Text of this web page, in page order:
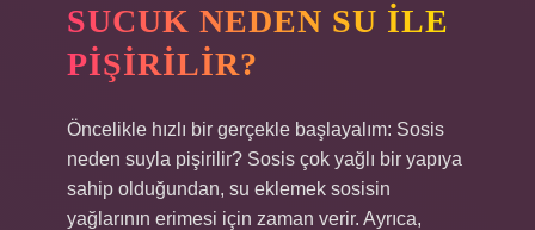
SUCUK NEDEN SU ILE
PIŞIRILIR?
Öncelikle hızlı bir gerçekle başlayalım: Sosis
neden suyla pişirilir? Sosis çok yağlı bir yapıya
sahip olduğundan, su eklemek sosisin
yağlarının erimesi için zaman verir. Ayrıca,